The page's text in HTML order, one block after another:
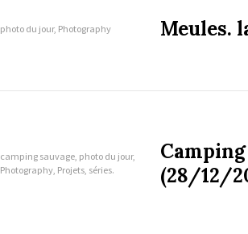
photo du jour, Photography Meules.
camping sauvage, photo du jour,
Photography, Projets, séries.
(28/12/